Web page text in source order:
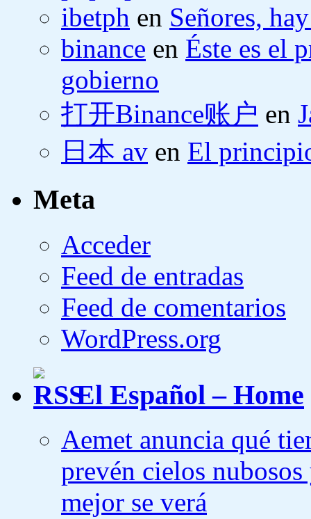
ibetph en Señores,
binance en Éste es el
gobierno
打开Binance账户 en
日本 av en El
Meta
Acceder
Feed de entradas
Feed de comentarios
WordPress.org
El Español – Home
Aemet anuncia qué
prevén cielos
mejor se verá